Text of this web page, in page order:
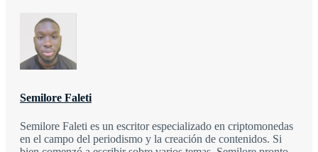
Semilore Faleti
Semilore Faleti es un escritor especializado en criptomonedas
en el campo del periodismo y la creación de contenidos. Si